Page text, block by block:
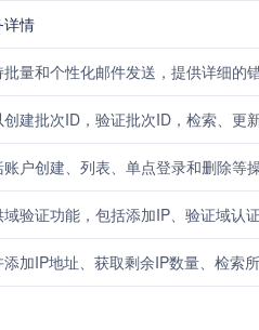
详情
批量和个性化邮件发送，提供详细的
创建批次ID，验证批次ID，检索、更
账户创建、列表、单点登录和删除等
域验证功能，包括添加IP、验证域认
添加IP地址、获取剩余IP数量、检索